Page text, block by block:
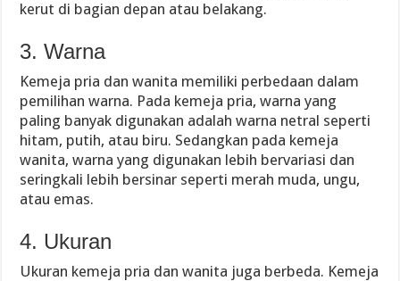
kerut di bagian depan atau belakang.
3. Warna
Kemeja pria dan wanita memiliki perbedaan dalam
pemilihan warna. Pada kemeja pria, warna yang
paling banyak digunakan adalah warna netral seperti
hitam, putih, atau biru. Sedangkan pada kemeja
wanita, warna yang digunakan lebih bervariasi dan
seringkali lebih bersinar seperti merah muda, ungu,
atau emas.
4. Ukuran
Ukuran kemeja pria dan wanita juga berbeda. Kemeja